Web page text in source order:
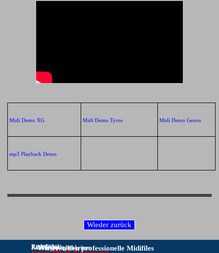
Midi Demo XG Midi Demo Tyros Midi Demo Genos
mp3 Playback Demo
Rechtliches:
KONTAKT:
Zahlungsmöglichkeiten:
Wir erstellen professionelle Midifiles